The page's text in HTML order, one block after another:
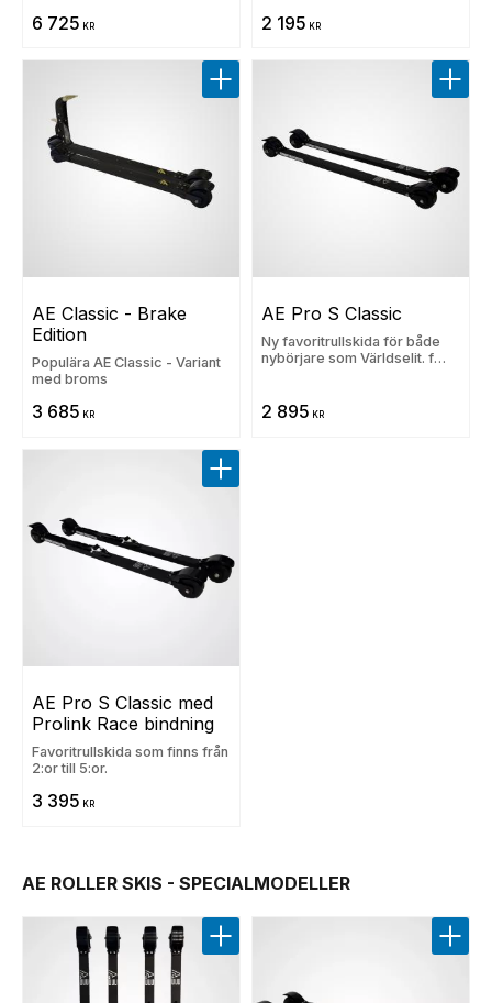
6 725 KR 2 195 KR
AE Classic - Brake
Edition
Populära AE Classic - Variant
med broms
3 685 KR
Lägg till i favoriter
AE Pro S Classic
Ny favoritrullskida för både
nybörjare som Världselit. f
2 895 KR
Lägg
AE Pro S Classic med
Prolink Race bindning
Favoritrullskida som finns från
2:or till 5:or.
3 395 KR
Lägg till i favoriter
AE ROLLER SKIS - SPECIALMODELLER
Lägg till i favoriter Lägg